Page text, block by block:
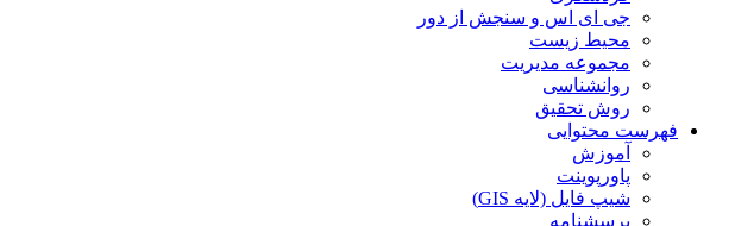
جی ای اس و سنجش از دور
محیط زیست
مجموعه مدیریت
روانشناسی
روش تحقیق
فهرست محتوایی
آموزش
پاورپوینت
شیپ فایل (لایه GIS)
پرسشنامه